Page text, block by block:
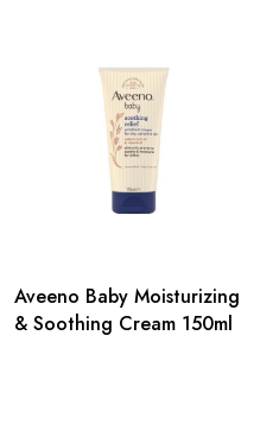
Aveeno Baby Moisturizing
& Soothing Cream 150ml